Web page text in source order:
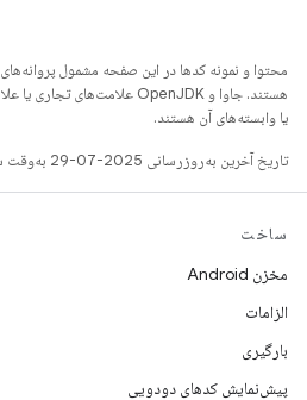
محتوا و نمونه کدها در این صفحه مشمول
یا وابسته‌های آن هستند.
تاریخ آخرین به‌روزرسانی 2025-07-29 به‌وقت ساعت هماهنگ جهانی.
ساخت
مخزن Android
الزامات
بارگیری
پیش‌نمایش کدهای دودویی